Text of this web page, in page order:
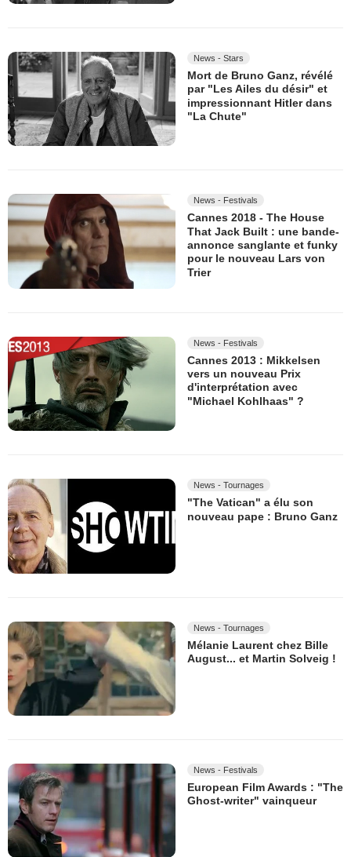
News - Stars
Mort de Bruno Ganz, révélé
par "Les Ailes du désir" et
impressionnant Hitler dans
"La Chute"
News - Festivals
Cannes 2018 - The House
That Jack Built : une bande-
annonce sanglante et funky
pour le nouveau Lars von
Trier
News - Festivals
Cannes 2013 : Mikkelsen
vers un nouveau Prix
d'interprétation avec
"Michael Kohlhaas" ?
News - Tournages
"The Vatican" a élu son
nouveau pape : Bruno Ganz
News - Tournages
Mélanie Laurent chez Bille
August... et Martin Solveig !
News - Festivals
European Film Awards : "The
Ghost-writer" vainqueur